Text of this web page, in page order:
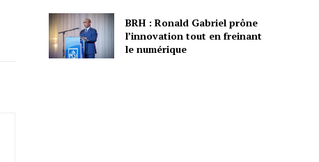
BRH : Ronald Gabriel prône
l’innovation tout en freinant
le numérique